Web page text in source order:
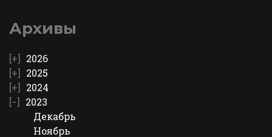
Архивы
2026
2025
2024
2023
Декабрь
Ноябрь